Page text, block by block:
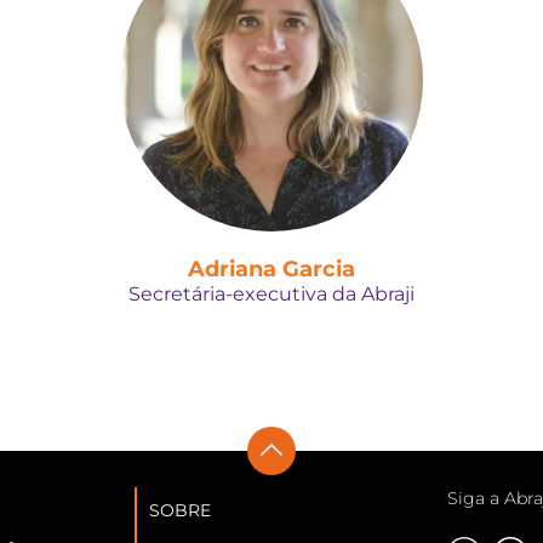
Adriana Garcia
Secretária-executiva da Abraji
SOBRE
Siga a